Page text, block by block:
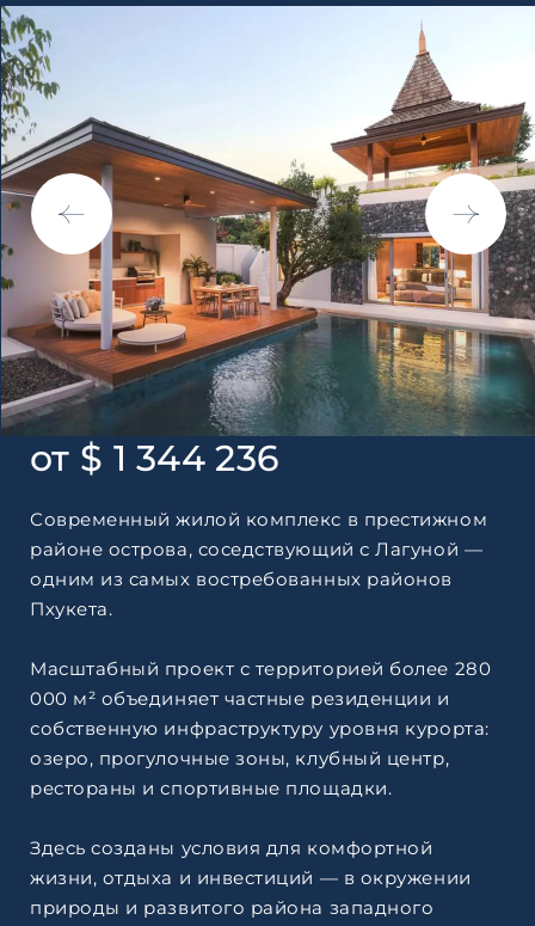
от $ 1 344 236
Современный жилой комплекс в престижном
районе острова, соседствующий с Лагуной —
одним из самых востребованных районов
Пхукета.
Масштабный проект с территорией более 280
000 м² объединяет частные резиденции и
собственную инфраструктуру уровня курорта:
озеро, прогулочные зоны, клубный центр,
рестораны и спортивные площадки.
Здесь созданы условия для комфортной
жизни, отдыха и инвестиций — в окружении
природы и развитого района западного
Я даю согласие на
Согласен с
по обработке